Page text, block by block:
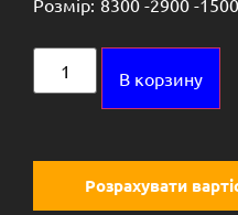
Розмір: 8300 -2900 -
В корзину
Розрахувати